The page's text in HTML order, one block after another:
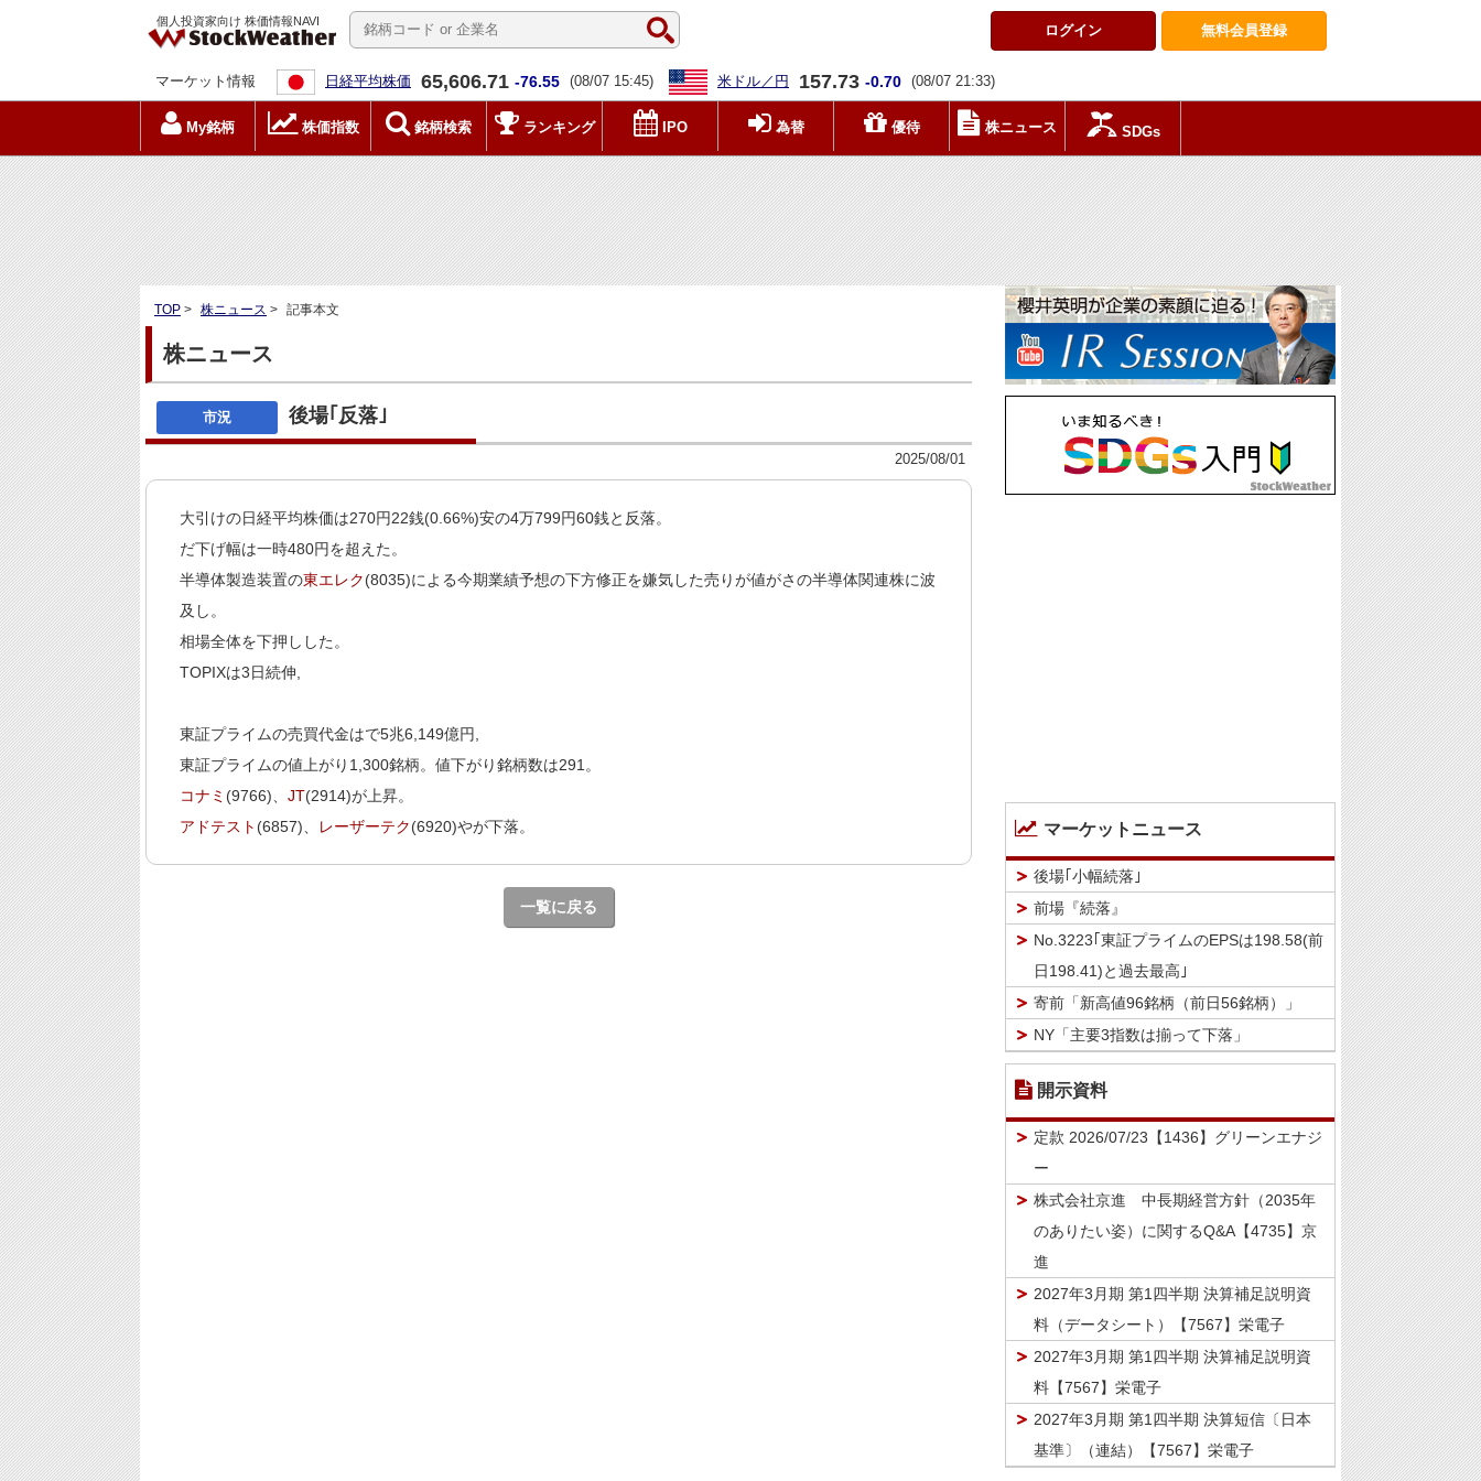
個人投資家向け 株価情報NAVI
無料会員登録
ログイン
マーケット情報 日経平均株価 65,606.71 -76.55 (08/07 15:45) 米ドル／円 157.73 -0.70 (08/07 21:33)
My銘柄 株価指数 銘柄検索 ランキング IPO 為替 優待 株ニュース SDGs
TOP > 株ニュース > 記事本文
株ニュース
後場｢反落｣
2025/08/01
大引けの日経平均株価は270円22銭(0.66%)安の4万799円60銭と反落。
だ下げ幅は一時480円を超えた。
半導体製造装置の東エレク(8035)による今期業績予想の下方修正を嫌気した売りが値がさの半導体関連株に波
及し。
相場全体を下押しした。
TOPIXは3日続伸,
東証プライムの売買代金はで5兆6,149億円,
東証プライムの値上がり1,300銘柄。値下がり銘柄数は291。
コナミ (9766)、 JT(2914)が上昇。
アドテスト (6857)、 レーザーテク(6920)やが下落。
一覧に戻る
マーケットニュース
後場｢小幅続落｣
前場『続落』
No.3223｢東証プライムのEPSは198.58(前
日198.41)と過去最高｣
寄前「新高値96銘柄（前日56銘柄）」
NY「主要3指数は揃って下落」
開示資料
定款 2026/07/23【1436】グリーンエナジ
ー
株式会社京進 中長期経営方針（2035年
のありたい姿）に関するQ&A【4735】京
進
2027年3月期 第1四半期 決算補足説明資
料（データシート）【7567】栄電子
2027年3月期 第1四半期 決算補足説明資
料【7567】栄電子
2027年3月期 第1四半期 決算短信〔日本
基準〕（連結）【7567】栄電子